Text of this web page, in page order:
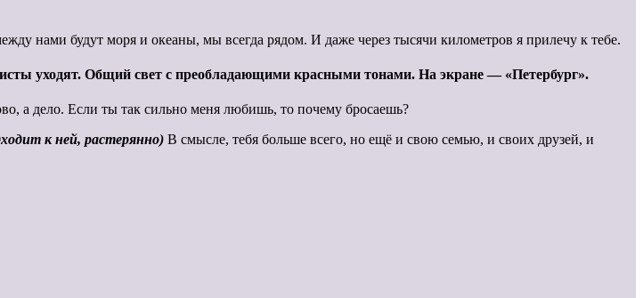
нами будут моря и океаны, мы всегда рядом. И даже через тысячи километров я прилечу к тебе.
уходят. Общий свет с преобладающими красными тонами. На экране — «Петербург».
а дело. Если ты так сильно меня любишь, то почему бросаешь?
к ней, растерянно) В смысле, тебя больше всего, но ещё и свою семью, и своих друзей, и